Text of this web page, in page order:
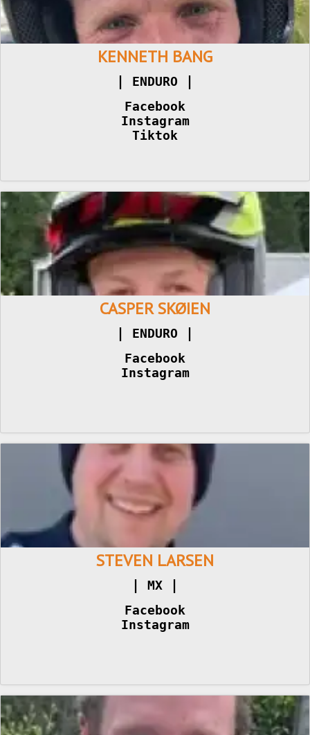
KENNETH BANG
| ENDURO |
Facebook
Instagram
Tiktok
CASPER SKØIEN
| ENDURO |
Facebook
Instagram
STEVEN LARSEN
| MX |
Facebook
Instagram